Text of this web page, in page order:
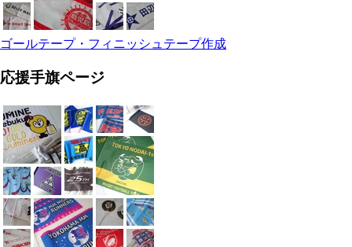
ゴールテープ・フィニッシュテープ作成
応援手旗ページ